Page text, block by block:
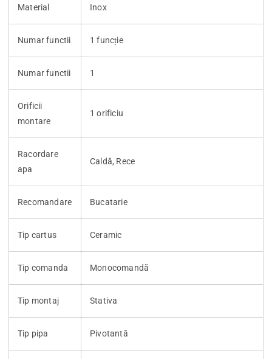
Material Inox
Numar functii 1 funcție
Numar functii 1
Orificii
montare
1 orificiu
Racordare
apa
Caldă, Rece
Recomandare Bucatarie
Tip cartus Ceramic
Tip comanda Monocomandă
Tip montaj Stativa
Tip pipa Pivotantă